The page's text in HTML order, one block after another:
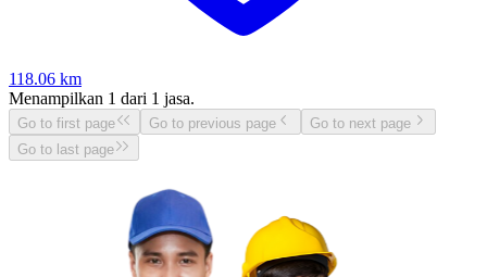
118.06 km
Menampilkan 1 dari 1 jasa.
Go to first page Go to previous page
Go to next page
Go to last page